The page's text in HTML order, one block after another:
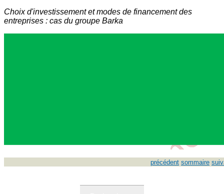
Choix d'investissement et modes de financement des
entreprises : cas du groupe Barka
précédent sommaire